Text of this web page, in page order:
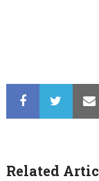
Related